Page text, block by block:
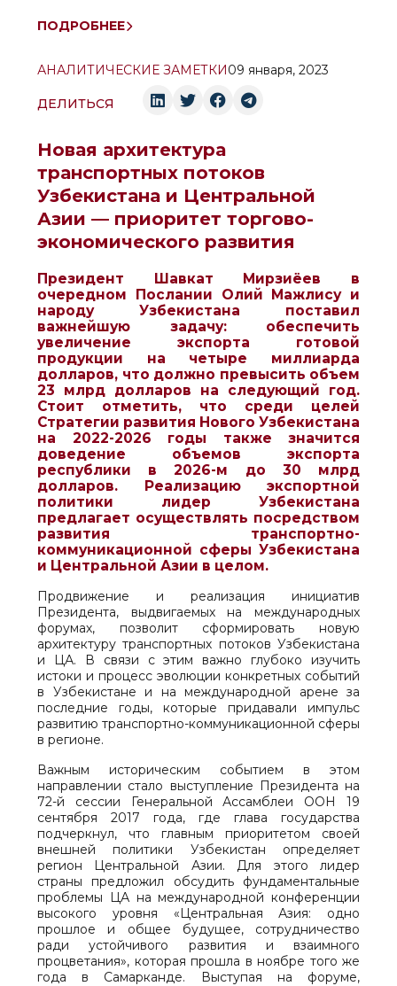
ПОДРОБНЕЕ
АНАЛИТИЧЕСКИЕ ЗАМЕТКИ09 января, 2023
ДЕЛИТЬСЯ
Новая архитектура
транспортных потоков
Узбекистана и Центральной
Азии — приоритет торгово-
экономического развития
Президент Шавкат Мирзиёев в
очередном Послании Олий Мажлису и
народу Узбекистана поставил
важнейшую задачу: обеспечить
увеличение экспорта готовой
продукции на четыре миллиарда
долларов, что должно превысить объем
23 млрд долларов на следующий год.
Стоит отметить, что среди целей
Стратегии развития Нового Узбекистана
на 2022-2026 годы также значится
доведение объемов экспорта
республики в 2026-м до 30 млрд
долларов. Реализацию экспортной
политики лидер Узбекистана
предлагает осуществлять посредством
развития транспортно-
коммуникационной сферы Узбекистана
и Центральной Азии в целом.
Продвижение и реализация инициатив
Президента, выдвигаемых на международных
форумах, позволит сформировать новую
архитектуру транспортных потоков Узбекистана
и ЦА. В связи с этим важно глубоко изучить
истоки и процесс эволюции конкретных событий
в Узбекистане и на международной арене за
последние годы, которые придавали импульс
развитию транспортно-коммуникационной сферы
в регионе.
Важным историческим событием в этом
направлении стало выступление Президента на
72-й сессии Генеральной Ассамблеи ООН 19
сентября 2017 года, где глава государства
подчеркнул, что главным приоритетом своей
внешней политики Узбекистан определяет
регион Центральной Азии. Для этого лидер
страны предложил обсудить фундаментальные
проблемы ЦА на международной конференции
высокого уровня «Центральная Азия: одно
прошлое и общее будущее, сотрудничество
ради устойчивого развития и взаимного
процветания», которая прошла в ноябре того же
года в Самарканде. Выступая на форуме,